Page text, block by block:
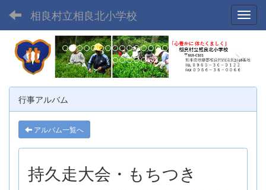
相良村立相良北小学校
p
r
e
v
i
o
u
e
x
t
行事アルバム
アルバム一覧へ
持久走大会・もちつき